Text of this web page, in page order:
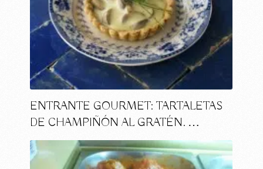
ENTRANTE GOURMET: TARTALETAS
DE CHAMPIÑÓN AL GRATÉN. …